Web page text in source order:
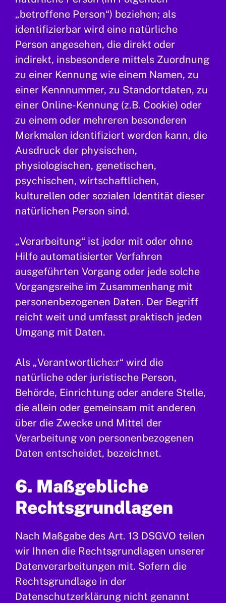
„betroffene Person“) beziehen; als
identifizierbar wird eine natürliche
Person angesehen, die direkt oder
indirekt, insbesondere mittels Zuordnung
zu einer Kennung wie einem Namen, zu
einer Kennnummer, zu Standortdaten, zu
einer Online-Kennung (z.B. Cookie) oder
zu einem oder mehreren besonderen
Merkmalen identifiziert werden kann, die
Ausdruck der physischen,
physiologischen, genetischen,
psychischen, wirtschaftlichen,
kulturellen oder sozialen Identität dieser
natürlichen Person sind.
„Verarbeitung“ ist jeder mit oder ohne
Hilfe automatisierter Verfahren
ausgeführten Vorgang oder jede solche
Vorgangsreihe im Zusammenhang mit
personenbezogenen Daten. Der Begriff
reicht weit und umfasst praktisch jeden
Umgang mit Daten.
Als „Verantwortliche:r“ wird die
natürliche oder juristische Person,
Behörde, Einrichtung oder andere Stelle,
die allein oder gemeinsam mit anderen
über die Zwecke und Mittel der
Verarbeitung von personenbezogenen
Daten entscheidet, bezeichnet.
6. Maßgebliche
Rechtsgrundlagen
Nach Maßgabe des Art. 13 DSGVO teilen
wir Ihnen die Rechtsgrundlagen unserer
Datenverarbeitungen mit. Sofern die
Rechtsgrundlage in der
Datenschutzerklärung nicht genannt